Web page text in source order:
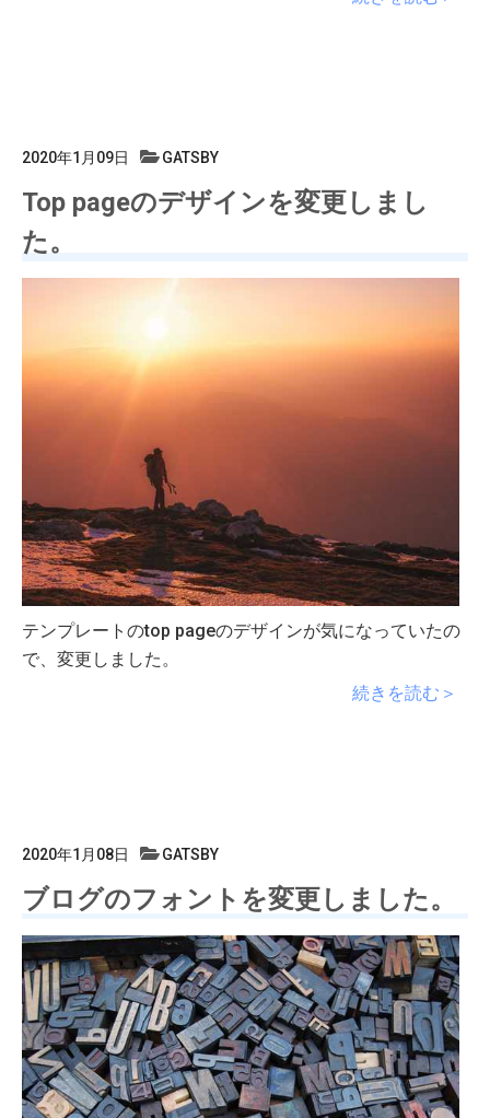
2020年1月09日 GATSBY
Top pageのデザインを変更しまし
た。
テンプレートのtop pageのデザインが気になっていたの
で、変更しました。
続きを読む＞
2020年1月08日 GATSBY
ブログのフォントを変更しました。